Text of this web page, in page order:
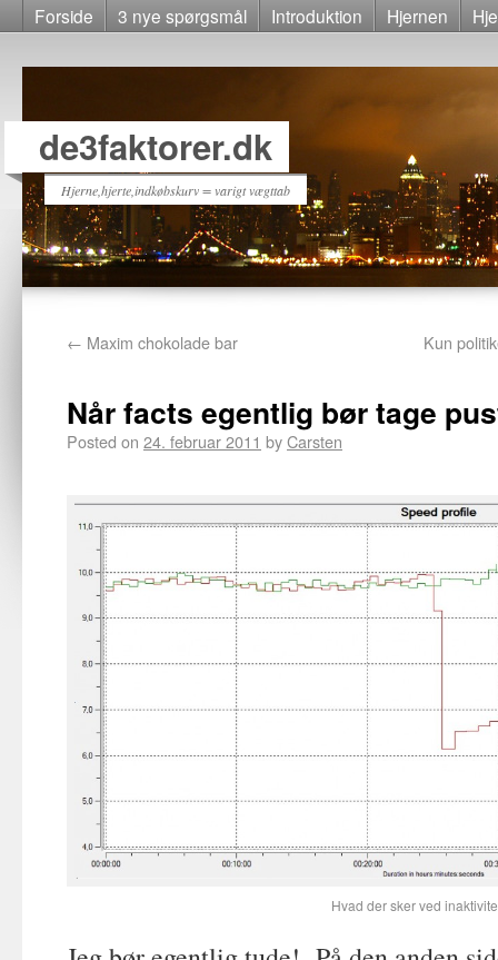
Forside 3 nye spørgsmål Introduktion Hjernen
de3faktorer.dk
Hjerne,hjerte,indkøbskurv = varigt vægttab
← Maxim chokolade bar Kun
Når facts egentlig bør tage
Posted on 24. februar 2011 byCarsten
Hvad der sker ved